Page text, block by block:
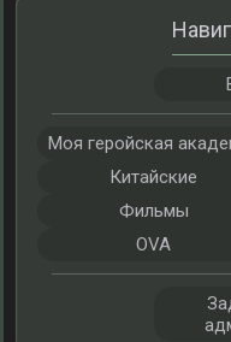
Моя геройская
Китайские
Фильмы
OVA